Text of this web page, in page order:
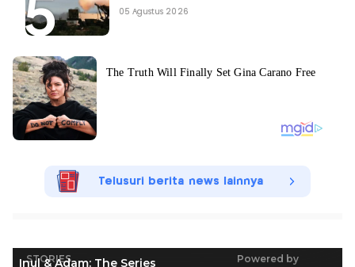
05 Agustus 2026
Telusuri berita news lainnya